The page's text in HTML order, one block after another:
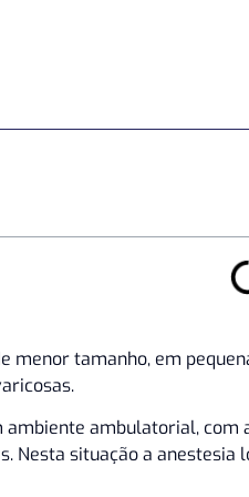
tamanho, em
ambulatorial,
Nesta situação a